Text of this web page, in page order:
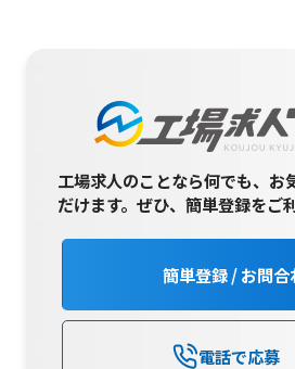
工場求人のことなら何でも、お
だけます。ぜひ、簡単登録をご
簡単登録 / お問合
電話で応募